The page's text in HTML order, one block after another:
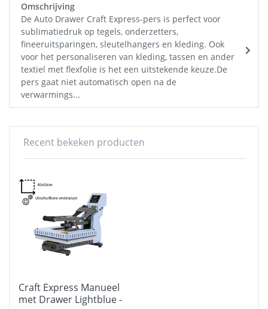
Omschrijving
De Auto Drawer Craft Express-pers is perfect voor
sublimatiedruk op tegels, onderzetters,
fineeruitsparingen, sleutelhangers en kleding. Ook
voor het personaliseren van kleding, tassen en ander
textiel met flexfolie is het een uitstekende keuze.De
pers gaat niet automatisch open na de
verwarmings...
Recent bekeken producten
Craft Express Manueel
met Drawer Lightblue -